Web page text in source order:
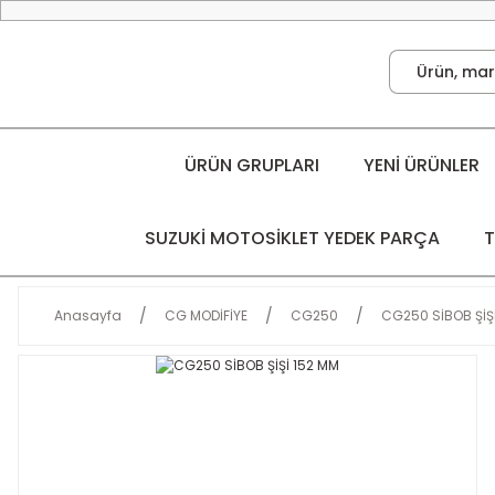
ÜRÜN GRUPLARI YENİ ÜRÜNLER
SUZUKİ MOTOSİKLET YEDEK PARÇA
Anasayfa CG MODİFİYE CG250 CG250 SİBOB